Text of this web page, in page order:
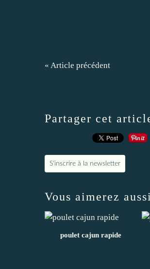
« Article précédent
Partager cet
S'inscrire à la newsletter
Vous aimerez
poulet cajun rapide